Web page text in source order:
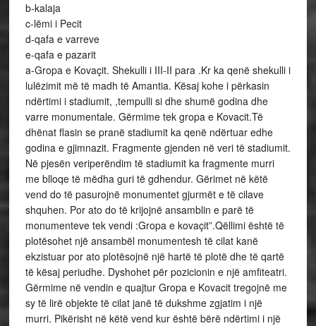
b-kalaja
c-lëmi i Pecit
d-qafa e varreve
e-qafa e pazarit
a-Gropa e Kovaçit. Shekulli i III-II para .Kr ka qenë shekulli i
lulëzimit më të madh të Amantia. Kësaj kohe i përkasin
ndërtimi i stadiumit, ,tempulli si dhe shumë godina dhe
varre monumentale. Gërmime tek gropa e Kovacit.Të
dhënat flasin se pranë stadiumit ka qenë ndërtuar edhe
godina e gjimnazit. Fragmente gjenden në veri të stadiumit.
Në pjesën veriperëndim të stadiumit ka fragmente murri
me blloqe të mëdha guri të gdhendur. Gërimet në këtë
vend do të pasurojnë monumentet gjurmët e të cilave
shquhen. Por ato do të krijojnë ansamblin e parë të
monumenteve tek vendi :Gropa e kovaçit”.Qëllimi është të
plotësohet një ansambël monumentesh të cilat kanë
ekzistuar por ato plotësojnë një hartë të plotë dhe të qartë
të kësaj periudhe. Dyshohet për pozicionin e një amfiteatri.
Gërmime në vendin e quajtur Gropa e Kovacit tregojnë me
sy të lirë objekte të cilat janë të dukshme zgjatim i një
murri. Pikërisht në këtë vend kur është bërë ndërtimi i një